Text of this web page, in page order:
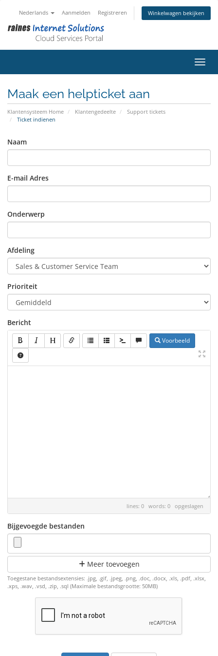
Nederlands Aanmelden Registreren Winkelwagen bekijken
Maak een helpticket aan
Klantensysteem Home Klantengedeelte
Support tickets
Ticket indienen
Naam
E-mail Adres
Onderwerp
Afdeling
Prioriteit
Bericht
Voorbeeld
lines: 0 words: 0 opgeslagen
Bijgevoegde bestanden
Meer toevoegen
Toegestane bestandsextensies: .jpg, .gif, .jpeg, .png, .doc, .docx, .xls, .pdf, .xlsx,
.xps, .wav, .vsd, .zip, .sql (Maximale bestandsgrootte: 50MB)